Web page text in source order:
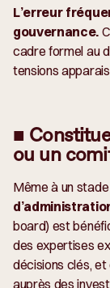
L’erreur
gouvernance.
cadre formel au
tensions
■
ou un
Même à un
board) est
des expertises
décisions clés,
auprès des